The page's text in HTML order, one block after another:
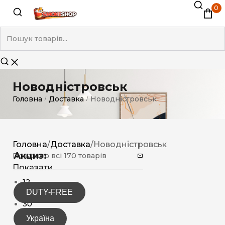
0
Новодністровськ
Головна / Доставка / Новодністровськ
Акциз:
DUTY-FREE
Україна
Головна/Доставка/Новодністровськ
Показано всі 170 товарів
Показати
12
15
30